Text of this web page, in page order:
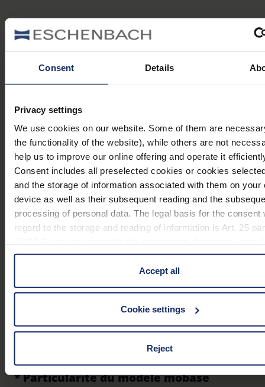
Consent Details
Privacy settings
We use cookies on our website. Some of them are
the functionality of the website), while others are not
help us to improve our online offering and operate it
Consent includes all preselected cookies or cookies
and the storage of information associated with them on your
device as well as their subsequent reading and the
processing of personal data. The legal basis for the consent
regard to the storage and reading of information is Art. 25
1 lit. a GDPR. We also use cookies from third-party
can find a list of cookies under "Details". In these cases, the
in these cases the transfer of data to third countries, in
"Accept all" button or change your mind by clicking on
(in the Privacy Policy and in the footer of our website).
Accept all
Cookie settings
Reject
Variantes
mobase 1511002
* Particularité du modèle mobase